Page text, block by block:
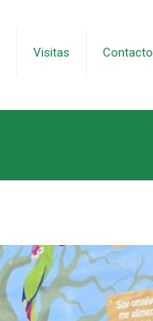
Visitas Contacto